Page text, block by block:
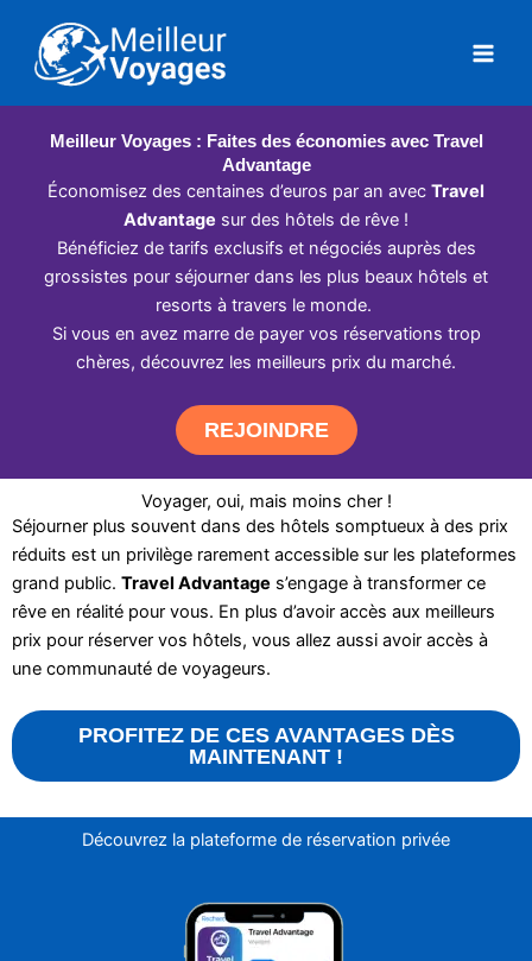
contenu
Meilleur Voyages : Faites des économies avec Travel
Advantage
Économisez des centaines d’euros par an avec Travel
Advantage sur des hôtels de rêve !
Bénéficiez de tarifs exclusifs et négociés auprès des
grossistes pour séjourner dans les plus beaux hôtels et
resorts à travers le monde.
Si vous en avez marre de payer vos réservations trop
chères, découvrez les meilleurs prix du marché.
REJOINDRE
Voyager, oui, mais moins cher !
Séjourner plus souvent dans des hôtels somptueux à des prix
réduits est un privilège rarement accessible sur les plateformes
grand public. Travel Advantage s’engage à transformer ce
rêve en réalité pour vous. En plus d’avoir accès aux meilleurs
prix pour réserver vos hôtels, vous allez aussi avoir accès à
une communauté de voyageurs.
PROFITEZ DE CES AVANTAGES DÈS
MAINTENANT !
Découvrez la plateforme de réservation privée